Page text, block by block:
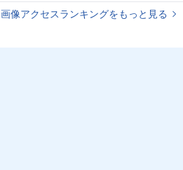
画像アクセスランキングをもっと見る